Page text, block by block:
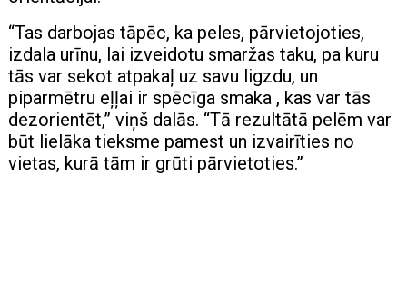
“Tas darbojas tāpēc, ka peles, pārvietojoties,
izdala urīnu, lai izveidotu smaržas taku, pa kuru
tās var sekot atpakaļ uz savu ligzdu, un
piparmētru eļļai ir spēcīga smaka , kas var tās
dezorientēt,” viņš dalās. “Tā rezultātā pelēm var
būt lielāka tieksme pamest un izvairīties no
vietas, kurā tām ir grūti pārvietoties.”